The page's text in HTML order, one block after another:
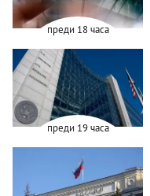
преди 18 часа
преди 19 часа